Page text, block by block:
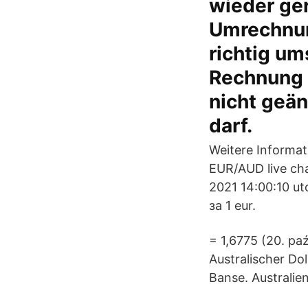
wieder
richtig
nicht
darf.
Weitere
EUR/AUD live
2021 14:00:10
за 1 eur.
= 1,6775 (20.
Australischer
Banse.